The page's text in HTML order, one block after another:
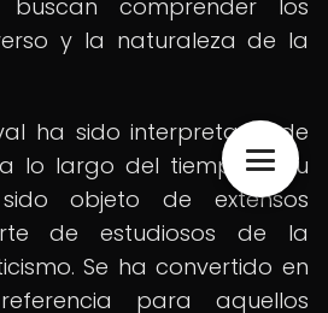
buscan comprender los
y la naturaleza de la
ha sido interpretado de
lo largo del tiempo, y su
objeto de extensos
de estudiosos de la
Se ha convertido en
para aquellos